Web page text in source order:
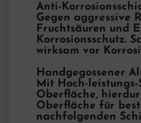
Anti-
Gegen aggressive
Fruchtsäuren und
Korrosionsschutz.
wirksam vor
Handgegossener
Mit Hoch-
Oberfläche,
Oberfläche für
nachfolgenden